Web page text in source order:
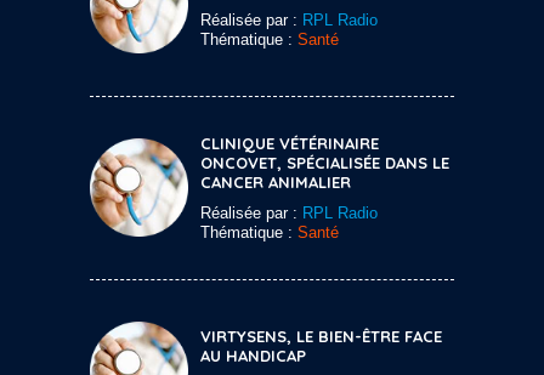
Réalisée par : RPL Radio
Thématique : Santé
CLINIQUE VÉTÉRINAIRE
ONCOVET, SPÉCIALISÉE DANS LE
CANCER ANIMALIER
Réalisée par : RPL Radio
Thématique : Santé
VIRTYSENS, LE BIEN-ÊTRE FACE
AU HANDICAP